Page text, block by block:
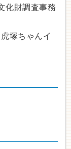
化財調査事務
塚ちゃんイ